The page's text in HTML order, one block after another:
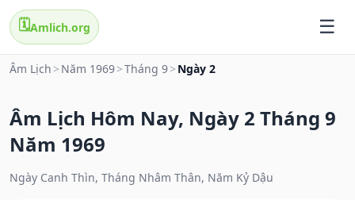
🗓️Amlich.org
Âm Lịch > Năm 1969>Tháng 9> Ngày 2
Âm Lịch Hôm Nay, Ngày 2 Tháng 9
Năm 1969
Ngày Canh Thìn, Tháng Nhâm Thân, Năm Kỷ Dậu